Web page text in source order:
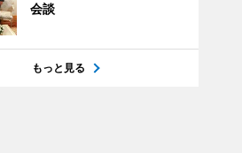
会談
もっと見る